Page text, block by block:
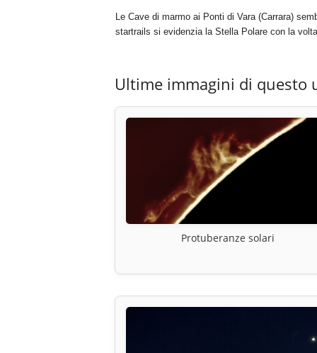
Le Cave di marmo ai Ponti di Vara (Carrara)
startrails si evidenzia la Stella Polare con la
Ultime immagini di questo
Protuberanze solari